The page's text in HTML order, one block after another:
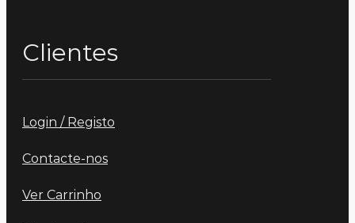
Clientes
Login / Registo
Contacte-nos
Ver Carrinho